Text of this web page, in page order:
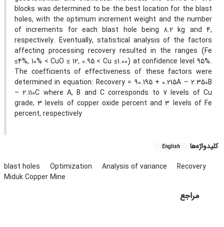
blocks was determined to be the best location for the blast
holes, with the optimum increment weight and the number
of increments for each blast hole being 8.2 kg and 4,
respectively. Eventually, statistical analysis of the factors
affecting processing recovery resulted in the ranges (Fe
≤4%, 10% < CuO ≤ 12, 0.95 < Cu ≤1.00) at confidence level 95%.
The coefficients of effectiveness of these factors were
determined in equation: Recovery = 90.195 + 0.215A – 2.350B
– 2.110C where A, B and C corresponds to 7 levels of Cu
grade, 3 levels of copper oxide percent and 3 levels of Fe
percent, respectively
کلیدواژه‌ها English
blast holes Optimization Analysis of variance
Recovery
Miduk Copper Mine
مراجع